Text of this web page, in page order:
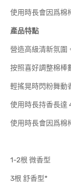
使用時長會因爲棉
產品特點
營造高級清新氛圍
按照喜好調整棉棒
輕搖晃時閃粉舞動
使用時長持香長達
使用時長會因爲棉
1-2根 微香型
3根 舒香型*